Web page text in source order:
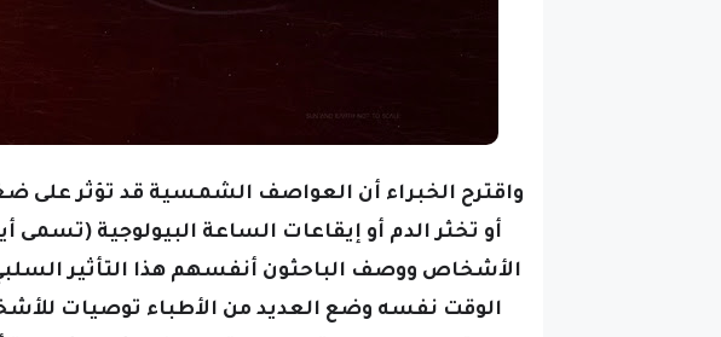
واقترح الخبراء أن العواصف الشمسية قد تؤثر على
أو تخثر الدم أو إيقاعات الساعة البيولوجية
الأشخاص ووصف الباحثون أنفسهم هذا التأثير
الوقت نفسه وضع العديد من الأطباء توصيات